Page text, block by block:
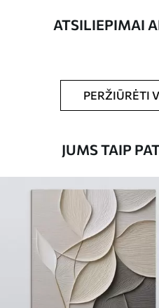
Straipsnio
s08131
Galite
Standartas
Iš15.00€
Premium
Eco-Premium
€
ATSILIEPIMAI
PERŽIŪRĖTI
JUMS TAIP